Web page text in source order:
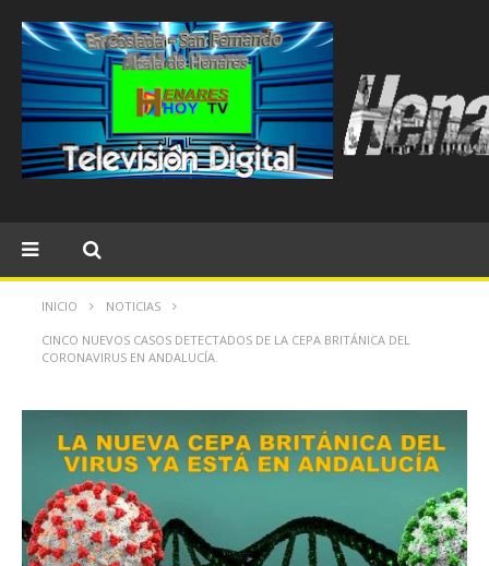
INICIO NOTICIAS
CINCO NUEVOS CASOS DETECTADOS DE LA CEPA BRITÁNICA DEL
CORONAVIRUS EN ANDALUCÍA.